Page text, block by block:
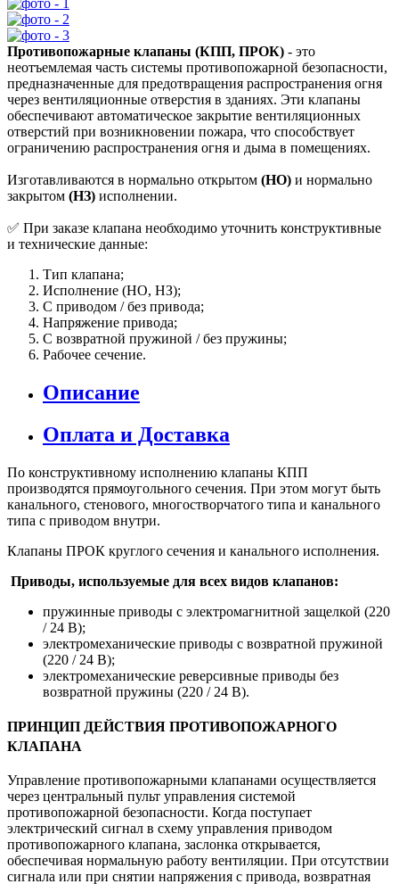
Противопожарные клапаны (КПП, ПРОК) - это
неотъемлемая часть системы противопожарной безопасности,
предназначенные для предотвращения распространения огня
через вентиляционные отверстия в зданиях. Эти клапаны
обеспечивают автоматическое закрытие вентиляционных
отверстий при возникновении пожара, что способствует
ограничению распространения огня и дыма в помещениях.
Изготавливаются в нормально открытом (НО) и нормально
закрытом (НЗ) исполнении.
✅ При заказе клапана необходимо уточнить конструктивные
и технические данные:
Тип клапана;
Исполнение (НО, НЗ);
С приводом / без привода;
Напряжение привода;
С возвратной пружиной / без пружины;
Рабочее сечение.
Описание
Оплата и Доставка
По конструктивному исполнению клапаны КПП
производятся прямоугольного сечения. При этом могут быть
канального, стенового, многостворчатого типа и канального
типа с приводом внутри.
Клапаны ПРОК круглого сечения и канального исполнения.
Приводы, используемые для всех видов клапанов:
пружинные приводы с электромагнитной защелкой (220
/ 24 В);
электромеханические приводы с возвратной пружиной
(220 / 24 В);
электромеханические реверсивные приводы без
возвратной пружины (220 / 24 В).
ПРИНЦИП ДЕЙСТВИЯ ПРОТИВОПОЖАРНОГО
КЛАПАНА
Управление противопожарными клапанами осуществляется
через центральный пульт управления системой
противопожарной безопасности. Когда поступает
электрический сигнал в схему управления приводом
противопожарного клапана, заслонка открывается,
обеспечивая нормальную работу вентиляции. При отсутствии
сигнала или при снятии напряжения с привода, возвратная